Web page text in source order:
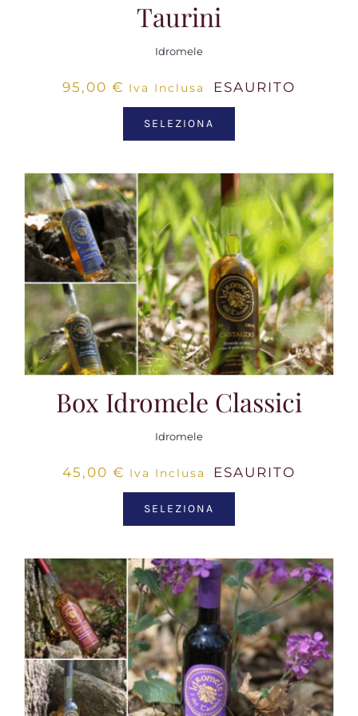
Taurini
Idromele
95,00€ Iva Inclusa ESAURITO
SELEZIONA
Box Idromele Classici
Idromele
45,00 € Iva Inclusa ESAURITO
SELEZIONA